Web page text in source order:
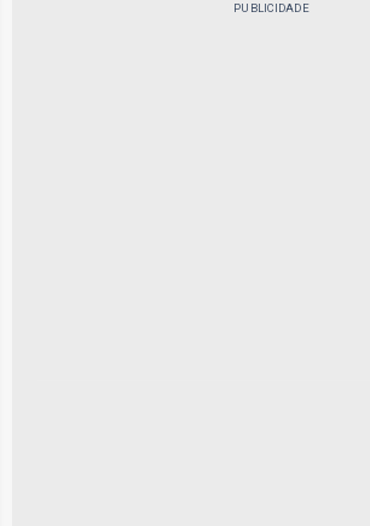
PUBLICIDADE